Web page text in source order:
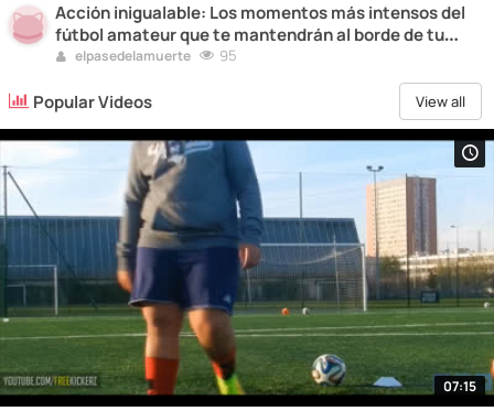
Acción inigualable: Los momentos más intensos del
fútbol amateur que te mantendrán al borde de tu
asiento.
elpasedelamuerte 95
Popular Videos View all
07:15